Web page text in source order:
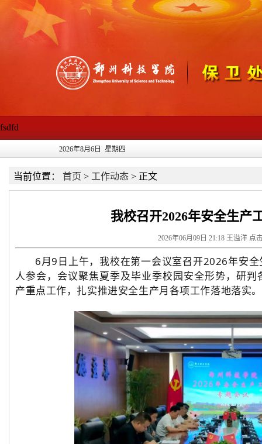
fsdfd
2026年8月6日 星期四
当前位置： 首页 > 工作动态 > 正文
我校召开2026年安全生产
2026年06月09日 21:18 王溢洋 点
6月9日上午，我校在第一会议室召开2026年安
人参会，会议聚焦夏季及毕业季校园安全形势，研
产重点工作，扎实推进安全生产月各项工作落地落实。